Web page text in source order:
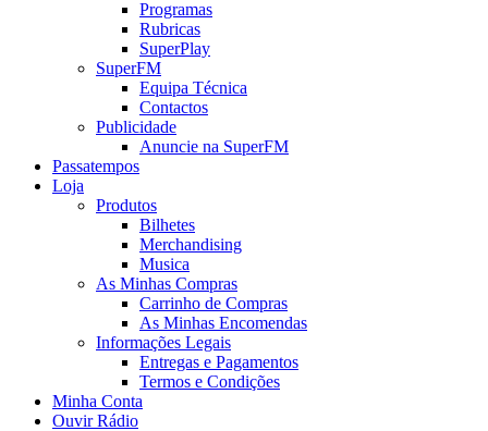
Programas
Rubricas
SuperPlay
SuperFM
Equipa Técnica
Contactos
Publicidade
Anuncie na SuperFM
Passatempos
Loja
Produtos
Bilhetes
Merchandising
Musica
As Minhas Compras
Carrinho de Compras
As Minhas Encomendas
Informações Legais
Entregas e Pagamentos
Termos e Condições
Minha Conta
Ouvir Rádio